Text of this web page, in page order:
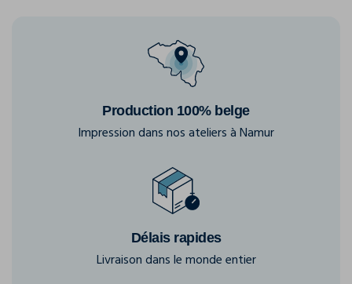
Production 100% belge
Impression dans nos ateliers à Namur
Délais rapides
Livraison dans le monde entier